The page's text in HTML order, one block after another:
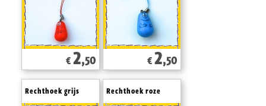
€ 2,50 € 2,50
Rechthoek grijs Rechthoek roze